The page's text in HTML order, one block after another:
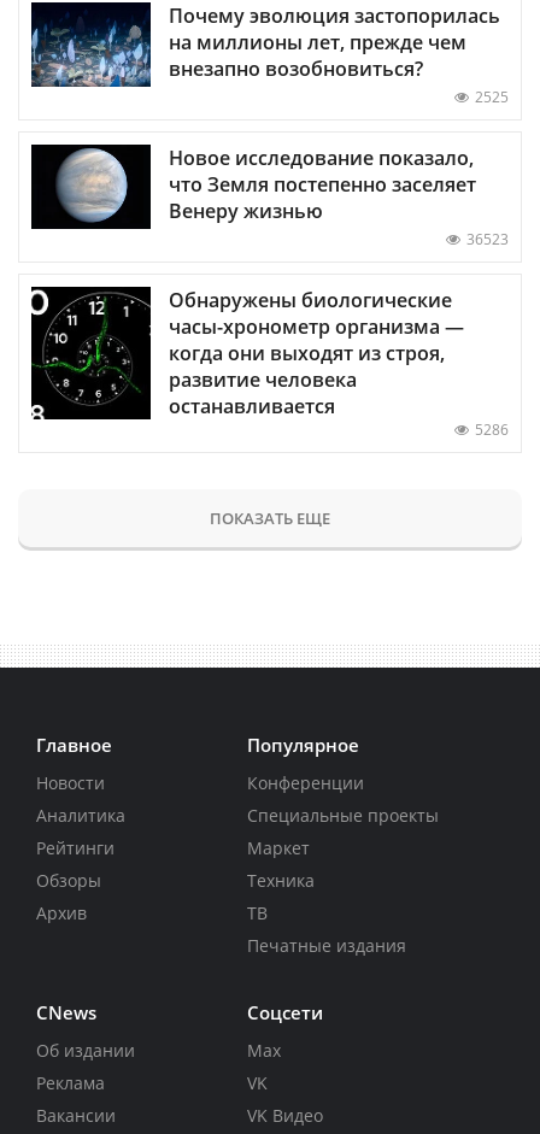
Почему эволюция застопорилась
на миллионы лет, прежде чем
внезапно возобновиться?
2525
Новое исследование показало,
что Земля постепенно заселяет
Венеру жизнью
36523
Обнаружены биологические
часы-хронометр организма —
когда они выходят из строя,
развитие человека
останавливается
5286
ПОКАЗАТЬ ЕЩЕ
Главное
Новости
Аналитика
Рейтинги
Обзоры
Архив
Популярное
Конференции
Специальные проекты
Маркет
Техника
ТВ
Печатные издания
CNews
Об издании
Реклама
Вакансии
Соцсети
Max
VK
VK Видео